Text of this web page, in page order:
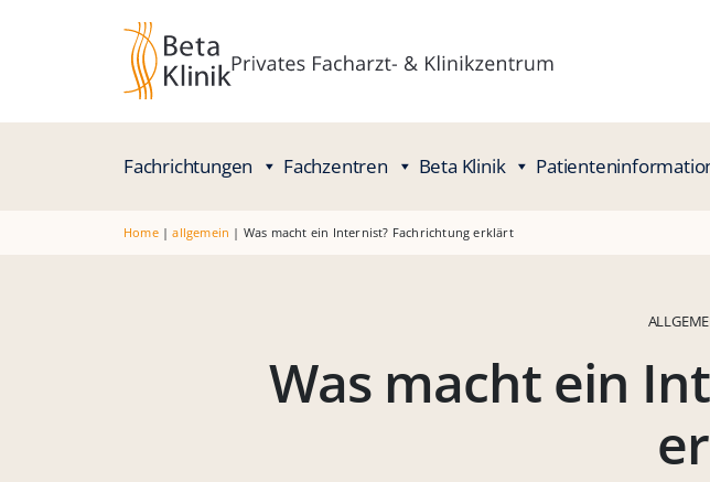
Fachrichtungen Fachzentren Beta Klinik
Home|allgemein | Was macht ein Internist? Fachrichtung erklärt
Was macht ein